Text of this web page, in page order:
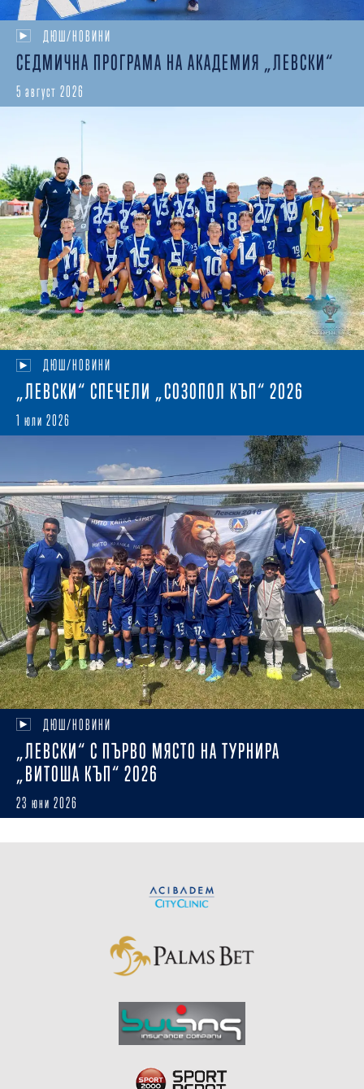
ДЮШ/НОВИНИ
СЕДМИЧНА ПРОГРАМА НА АКАДЕМИЯ „ЛЕВСКИ“
5 август 2026
ДЮШ/НОВИНИ
„ЛЕВСКИ“ СПЕЧЕЛИ „СОЗОПОЛ КЪП“ 2026
1 юли 2026
ДЮШ/НОВИНИ
„ЛЕВСКИ“ С ПЪРВО МЯСТО НА ТУРНИРА
„ВИТОША КЪП“ 2026
23 юни 2026